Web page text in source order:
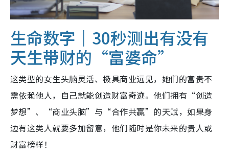
生命数字｜30秒测出有没有
天生带财的“富婆命”
这类型的女生头脑灵活、极具商业远见，她们的富贵不
需依赖他人，自己就能创造财富奇迹。他们拥有“创造
梦想”、“商业头脑”与“合作共赢”的天赋，如果身
边有这类人就要多加留意，他们随时是你未来的贵人或
财富榜样！